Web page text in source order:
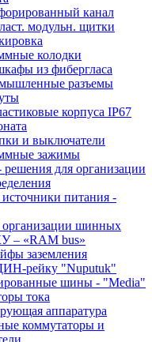
канал
модульн. щитки
колодки
из фибергласа
разъемы
корпуса IP67
и выключатели
зажимы
для организации
питания -
организации шинных
– «RAM bus»
заземления
рейку "Nuputuk"
шины - "Media"
тока
аппаратура
коммутаторы и